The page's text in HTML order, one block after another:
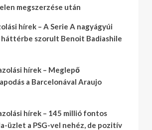
megszerzése után
hírek – A Serie A nagyágyúi
szorult Benoit Badiashile
hírek – Meglepő
a Barcelonával Araujo
hírek – 145 millió fontos
üzlet a PSG-vel nehéz, de pozitív